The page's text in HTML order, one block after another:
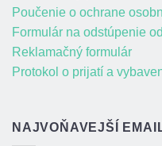
Poučenie o ochrane
Formulár na odstúpenie
Reklamačný formulár
Protokol o prijatí a
NAJVOŇAVEJŠÍ